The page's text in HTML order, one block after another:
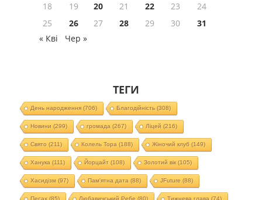
18
19 20 21 22 23
24
25
26 27 28 29 30
31
« Кві
Чер »
ТЕГИ
День народження(706) Благодійність (308)
Новини (299) громада (267) Ліцей (216)
Свято (211) Колель Тора (188) Жіночий клуб (149)
Ханука (111) Йорцайт (108) Золотий вік(105)
Хасидізм (97) Пам'ятна дата (88) JFuture (88)
Песах(85) Любавичський Ребе (80) Тижнева глава (74)